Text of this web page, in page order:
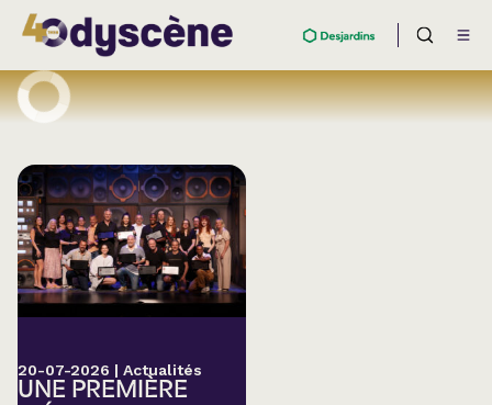
20-07-2026 | Actualités
UNE PREMIÈRE